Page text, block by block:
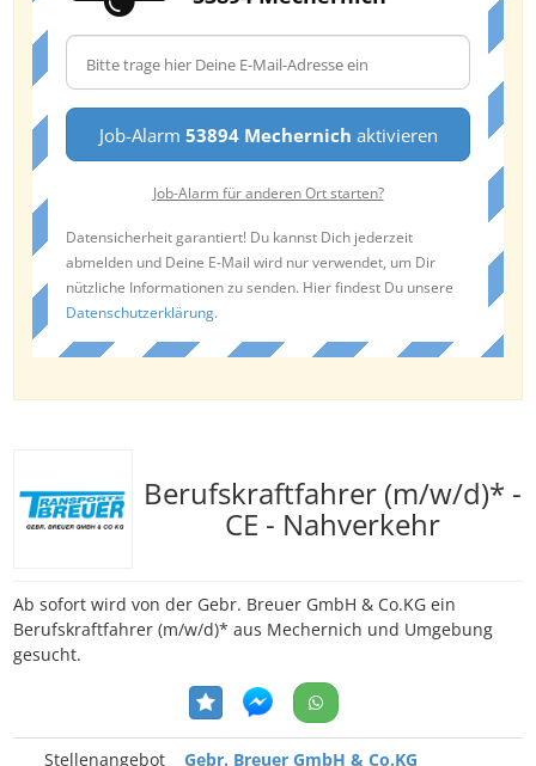
Job-Alarm 53894 Mechernich aktivieren
Job-Alarm für anderen Ort starten?
Datensicherheit garantiert! Du kannst Dich jederzeit
abmelden und Deine E-Mail wird nur verwendet, um Dir
nützliche Informationen zu senden. Hier findest Du unsere
Datenschutzerklärung.
Berufskraftfahrer (m/w/d)* -
CE - Nahverkehr
Ab sofort wird von der Gebr. Breuer GmbH & Co.KG ein
Berufskraftfahrer (m/w/d)* aus Mechernich und Umgebung
gesucht.
Stellenangebot
Gebr. Breuer GmbH & Co.KG